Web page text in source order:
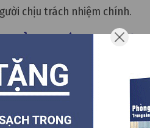
chịu trách nhiệm chính.
có bắt buộc phải
nhận FDA cho mỹ phẩm
gia tạo màu). Tuy nhiên,
khẩu và tiếp nhận sản